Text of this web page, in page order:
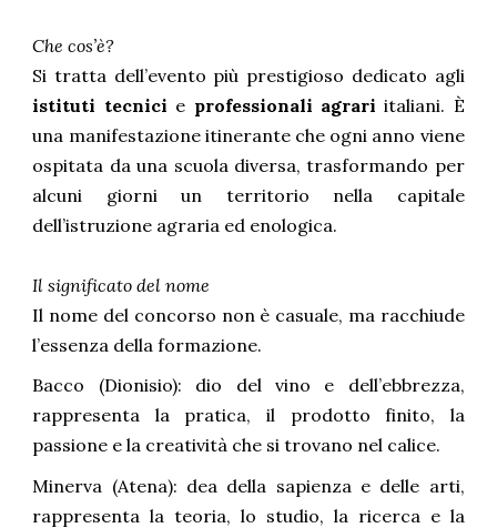
Che cos’è?
Si tratta dell’evento più prestigioso dedicato agli
istituti tecnici e professionali agrari italiani. È
una manifestazione itinerante che ogni anno viene
ospitata da una scuola diversa, trasformando per
alcuni giorni un territorio nella capitale
dell’istruzione agraria ed enologica.
Il significato del nome
Il nome del concorso non è casuale, ma racchiude
l’essenza della formazione.
Bacco (Dionisio): dio del vino e dell’ebbrezza,
rappresenta la pratica, il prodotto finito, la
passione e la creatività che si trovano nel calice.
Minerva (Atena): dea della sapienza e delle arti,
rappresenta la teoria, lo studio, la ricerca e la